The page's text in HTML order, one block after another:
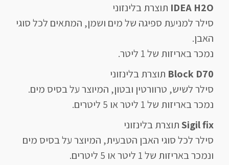
IDEA H2O תוצרת בלינזוני
סילר למניעת ספיגה של מים ושמן, המתאים לכל סוגי
האבן.
נמכר באריזות של 1 ליטר.
Block D70 תוצרת בלינזוני
סילר לשיש, טרוורטין ובטון, המיוצר על בסיס מים.
נמכר באריזות של 1 ליטר או 5 ליטרים.
Sigil fixתוצרת בלינזוני
סילר לכל סוגי האבן הטבעית, המיוצר על בסיס מים
ונמכר באריזות של 1 ליטר או 5 ליטרים.